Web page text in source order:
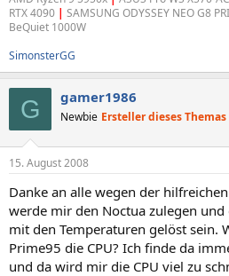
RTX 4090 | SAMSUNG ODYSSEY NEO G8
BeQuiet 1000W
SimonsterGG
G gamer1986
Newbie Ersteller dieses Themas
15. August 2008
Danke an alle wegen der
werde mir den Noctua zulegen
mit den Temperaturen gelöst sein.
Prime95 die CPU? Ich finde da
und da wird mir die CPU viel zu